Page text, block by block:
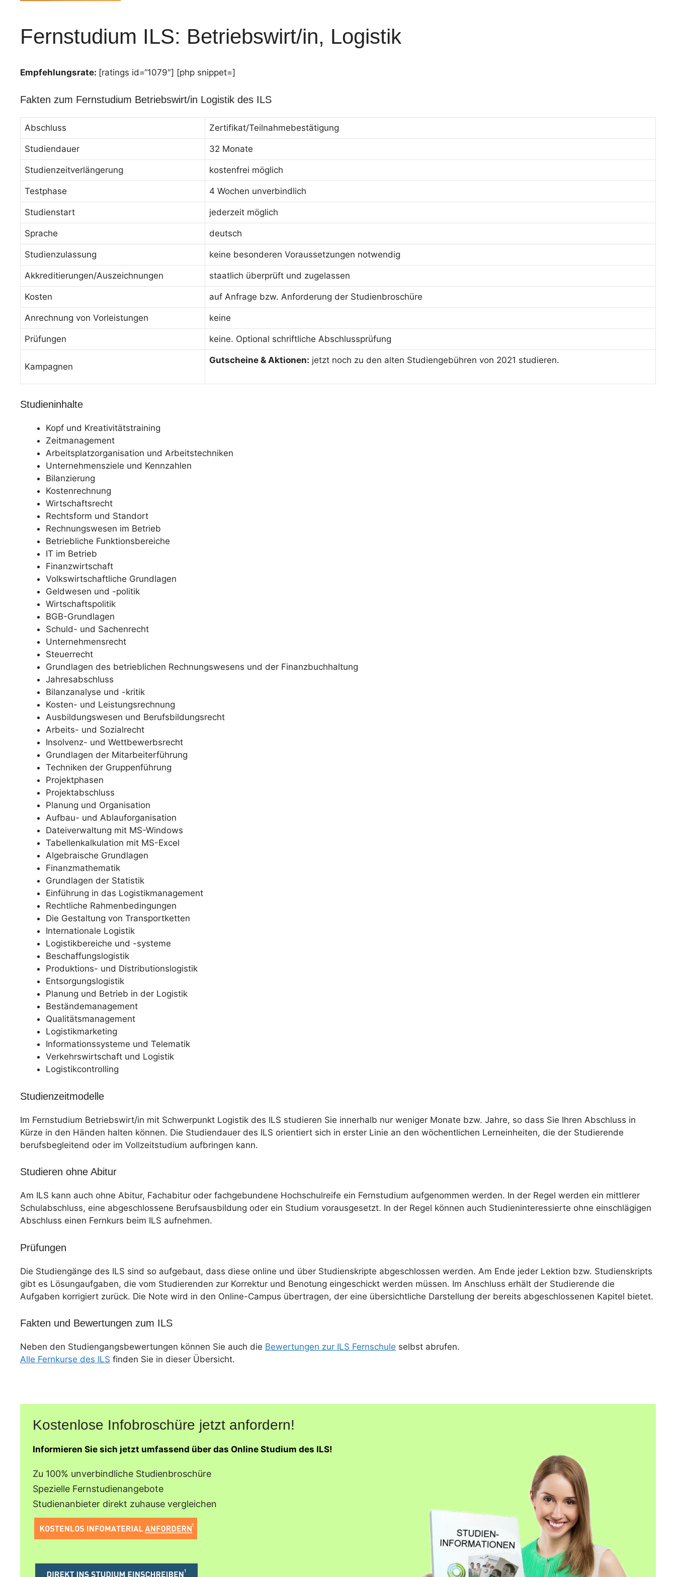
Fernstudium ILS: Betriebswirt/in, Logistik
Empfehlungsrate: [ratings id=“1079″] [php snippet=]
Fakten zum Fernstudium Betriebswirt/in Logistik des ILS
Abschluss Zertifikat/Teilnahmebestätigung
Studiendauer 32 Monate
Studienzeitverlängerung kostenfrei möglich
Testphase 4 Wochen unverbindlich
Studienstart jederzeit möglich
Sprache deutsch
Studienzulassung keine besonderen Voraussetzungen notwendig
Akkreditierungen/Auszeichnungen staatlich überprüft und zugelassen
Kosten auf Anfrage bzw. Anforderung der Studienbroschüre
Anrechnung von Vorleistungen keine
Prüfungen keine. Optional schriftliche Abschlussprüfung
Kampagnen
Gutscheine & Aktionen: jetzt noch zu den alten Studiengebühren von 2021 studieren.
Studieninhalte
Kopf und Kreativitätstraining
Zeitmanagement
Arbeitsplatzorganisation und Arbeitstechniken
Unternehmensziele und Kennzahlen
Bilanzierung
Kostenrechnung
Wirtschaftsrecht
Rechtsform und Standort
Rechnungswesen im Betrieb
Betriebliche Funktionsbereiche
IT im Betrieb
Finanzwirtschaft
Volkswirtschaftliche Grundlagen
Geldwesen und -politik
Wirtschaftspolitik
BGB-Grundlagen
Schuld- und Sachenrecht
Unternehmensrecht
Steuerrecht
Grundlagen des betrieblichen Rechnungswesens und der Finanzbuchhaltung
Jahresabschluss
Bilanzanalyse und -kritik
Kosten- und Leistungsrechnung
Ausbildungswesen und Berufsbildungsrecht
Arbeits- und Sozialrecht
Insolvenz- und Wettbewerbsrecht
Grundlagen der Mitarbeiterführung
Techniken der Gruppenführung
Projektphasen
Projektabschluss
Planung und Organisation
Aufbau- und Ablauforganisation
Dateiverwaltung mit MS-Windows
Tabellenkalkulation mit MS-Excel
Algebraische Grundlagen
Finanzmathematik
Grundlagen der Statistik
Einführung in das Logistikmanagement
Rechtliche Rahmenbedingungen
Die Gestaltung von Transportketten
Internationale Logistik
Logistikbereiche und -systeme
Beschaffungslogistik
Produktions- und Distributionslogistik
Entsorgungslogistik
Planung und Betrieb in der Logistik
Beständemanagement
Qualitätsmanagement
Logistikmarketing
Informationssysteme und Telematik
Verkehrswirtschaft und Logistik
Logistikcontrolling
Studienzeitmodelle
Im Fernstudium Betriebswirt/in mit Schwerpunkt Logistik des ILS studieren Sie innerhalb nur weniger Monate bzw. Jahre, so dass Sie Ihren Abschluss in
Kürze in den Händen halten können. Die Studiendauer des ILS orientiert sich in erster Linie an den wöchentlichen Lerneinheiten, die der Studierende
berufsbegleitend oder im Vollzeitstudium aufbringen kann.
Studieren ohne Abitur
Am ILS kann auch ohne Abitur, Fachabitur oder fachgebundene Hochschulreife ein Fernstudium aufgenommen werden. In der Regel werden ein mittlerer
Schulabschluss, eine abgeschlossene Berufsausbildung oder ein Studium vorausgesetzt. In der Regel können auch Studieninteressierte ohne einschlägigen
Abschluss einen Fernkurs beim ILS aufnehmen.
Prüfungen
Die Studiengänge des ILS sind so aufgebaut, dass diese online und über Studienskripte abgeschlossen werden. Am Ende jeder Lektion bzw. Studienskripts
gibt es Lösungaufgaben, die vom Studierenden zur Korrektur und Benotung eingeschickt werden müssen. Im Anschluss erhält der Studierende die
Aufgaben korrigiert zurück. Die Note wird in den Online-Campus übertragen, der eine übersichtliche Darstellung der bereits abgeschlossenen Kapitel bietet.
Fakten und Bewertungen zum ILS
Neben den Studiengangsbewertungen können Sie auch die Bewertungen zur ILS Fernschule selbst abrufen.
Alle Fernkurse des ILS finden Sie in dieser Übersicht.
Kostenlose Infobroschüre jetzt anfordern!
Informieren Sie sich jetzt umfassend über das Online Studium des ILS!
Zu 100% unverbindliche Studienbroschüre
Spezielle Fernstudienangebote
Studienanbieter direkt zuhause vergleichen